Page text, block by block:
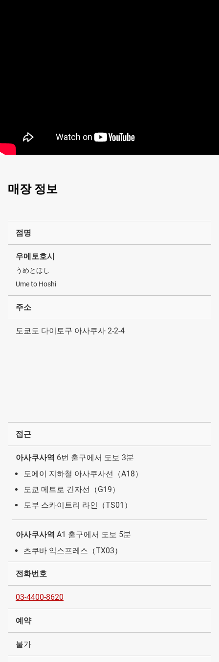
매장 정보
점명
우메토호시
うめとほし
Ume to Hoshi
주소
도쿄도 다이토구 아사쿠사 2-2-4
접근
아사쿠사역 6번 출구에서 도보 3분
도에이 지하철 아사쿠사선（A18）
도쿄 메트로 긴자선（G19）
도부 스카이트리 라인（TS01）
아사쿠사역 A1 출구에서 도보 5분
츠쿠바 익스프레스（TX03）
전화번호
03-4400-8620
예약
불가